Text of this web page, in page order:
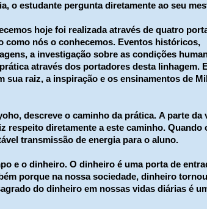
o estudante pergunta diretamente ao seu
hoje foi realizada através de quatro
como nós o conhecemos. Eventos históricos,
a investigação sobre as condições
através dos portadores desta linhagem.
sua raiz, a inspiração e os ensinamentos de
descreve o caminho da prática. A parte da
respeito diretamente a este caminho. Quando
transmissão de energia para o aluno.
e o dinheiro. O dinheiro é uma porta de
porque na nossa sociedade, dinheiro
do dinheiro em nossas vidas diárias é